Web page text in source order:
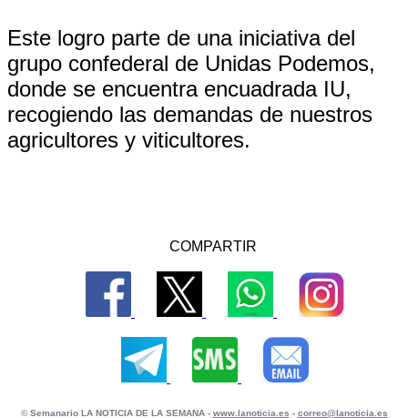
Este logro parte de una iniciativa del
grupo confederal de Unidas Podemos,
donde se encuentra encuadrada IU,
recogiendo las demandas de nuestros
agricultores y viticultores.
COMPARTIR
© Semanario LA NOTICIA DE LA SEMANA - www.lanoticia.es - correo@lanoticia.es